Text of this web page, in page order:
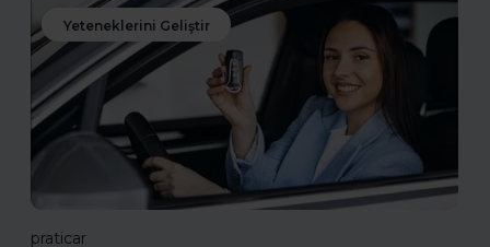
Yeteneklerini Geliştir
praticar